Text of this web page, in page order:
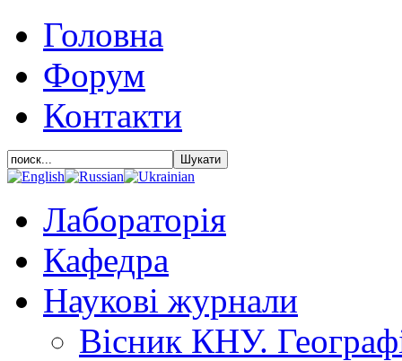
Головна
Форум
Контакти
Лабораторія
Кафедра
Наукові журнали
Вісник КНУ.